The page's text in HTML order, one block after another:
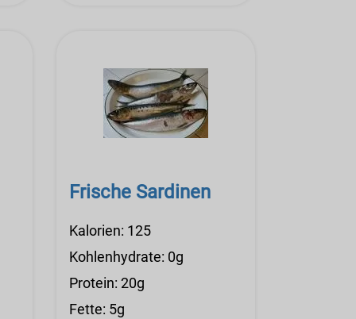
Frische Sardinen
Kalorien: 125
Kohlenhydrate: 0g
Protein: 20g
Fette: 5g